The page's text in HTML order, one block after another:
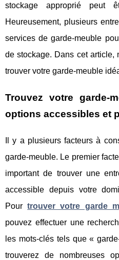
stockage approprié peut
Heureusement, plusieurs
services de garde-meuble
de stockage. Dans cet article,
trouver votre garde-meuble
Trouvez votre garde-
options accessibles et
Il y a plusieurs facteurs à
garde-meuble. Le premier
important de trouver une
accessible depuis votre
Pourtrouver votre garde
pouvez effectuer une
les mots-clés tels que «
trouverez de nombreuses